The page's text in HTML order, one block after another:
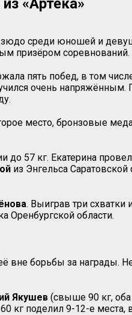
«Артека»
среди юношей и
призёром соревнований.
пять побед, в том
очень
место, бронзовые
до 57 кг. Екатерина
из Энгельса
. Выиграв три схватки
Оренбургской области.
вне борьбы за награды.
Якушев (свыше 90 кг,
кг поделил 9-12-е места,